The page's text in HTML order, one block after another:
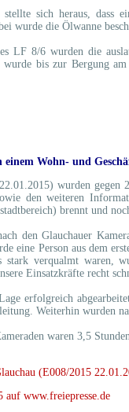
sich heraus, dass
wurde die Ölwanne
LF 8/6 wurden die
wurde bis zur Bergung
Wohn- und
wurden
den weiteren
brennt und
den Glauchauer
eine Person aus dem
stark verqualmt waren,
Einsatzkräfte recht
erfolgreich
Weiterhin wurden
waren 3,5
(E008/2015
auf www.freiepresse.de